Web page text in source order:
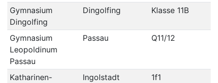
Gymnasium
Dingolfing
Dingolfing Klasse 11B
Gymnasium
Leopoldinum
Passau
Passau Q11/12
Katharinen-
Ingolstadt 1f1